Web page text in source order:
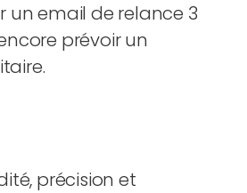
email de relance 3
prévoir un
précision et